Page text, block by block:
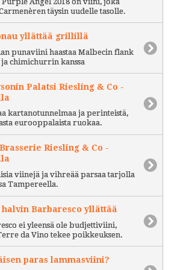
täysin uudelle tasolle.
yllättää grillillä
punaviini haastaa Malbecin flank
ja chimichurrin kanssa
Palatsi Riesling & Co -
kartanotunnelmaa ja perinteistä,
eurooppalaista ruokaa.
Riesling & Co -
viinejä ja vihreää parsaa tarjolla
Tampereella.
Barbaresco yllättää
ei yleensä ole budjettiviini,
da Vino tekee poikkeuksen.
paras lammasviini?